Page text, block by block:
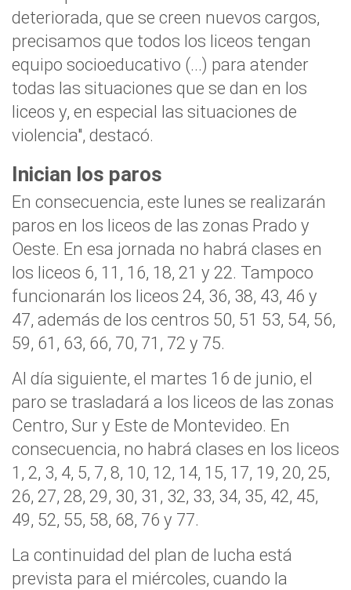
deteriorada, que se creen nuevos cargos,
precisamos que todos los liceos tengan
equipo socioeducativo (...) para atender
todas las situaciones que se dan en los
liceos y, en especial las situaciones de
violencia", destacó.
Inician los paros
En consecuencia, este lunes se realizarán
paros en los liceos de las zonas Prado y
Oeste. En esa jornada no habrá clases en
los liceos 6, 11, 16, 18, 21 y 22. Tampoco
funcionarán los liceos 24, 36, 38, 43, 46 y
47, además de los centros 50, 51 53, 54, 56,
59, 61, 63, 66, 70, 71, 72 y 75.
Al día siguiente, el martes 16 de junio, el
paro se trasladará a los liceos de las zonas
Centro, Sur y Este de Montevideo. En
consecuencia, no habrá clases en los liceos
1, 2, 3, 4, 5, 7, 8, 10, 12, 14, 15, 17, 19, 20, 25,
26, 27, 28, 29, 30, 31, 32, 33, 34, 35, 42, 45,
49, 52, 55, 58, 68, 76 y 77.
La continuidad del plan de lucha está
prevista para el miércoles, cuando la